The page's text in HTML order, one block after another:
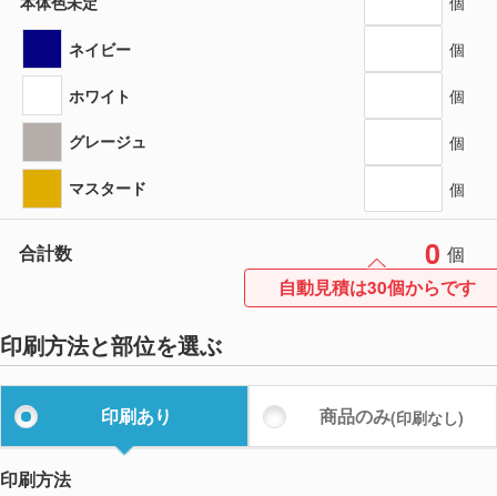
ネイビー 個
ホワイト 個
グレージュ 個
マスタード 個
合計数 0 個
自動見積は30個からです
印刷方法と部位を選ぶ
印刷あり 商品のみ(印刷なし)
印刷方法